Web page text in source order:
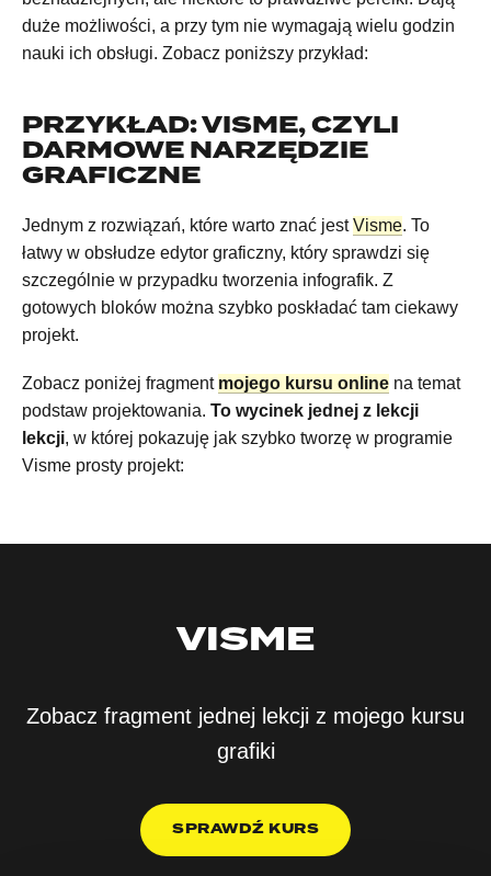
duże możliwości, a przy tym nie wymagają wielu godzin
nauki ich obsługi. Zobacz poniższy przykład:
PRZYKŁAD: VISME, CZYLI
DARMOWE NARZĘDZIE
GRAFICZNE
Jednym z rozwiązań, które warto znać jestVisme. To
łatwy w obsłudze edytor graficzny, który sprawdzi się
szczególnie w przypadku tworzenia infografik. Z
gotowych bloków można szybko poskładać tam ciekawy
projekt.
Zobacz poniżej fragment mojego kursu online na temat
podstaw projektowania. To wycinek jednej z lekcji
lekcji, w której pokazuję jak szybko tworzę w programie
Visme prosty projekt:
VISME
Zobacz fragment jednej lekcji z mojego kursu
grafiki
SPRAWDŹ KURS